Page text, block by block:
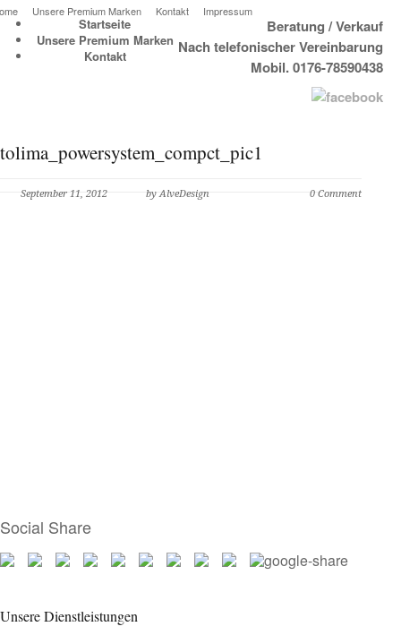
Unsere Premium Marken Kontakt Impressum
Beratung / Verkauf
Nach telefonischer Vereinbarung
Mobil. 0176-78590438
Startseite
Unsere Premium Marken
Kontakt
tolima_powersystem_compct_pic1
September 11, 2012 by AlveDesign 0 Comment
Social Share
Unsere Dienstleistungen